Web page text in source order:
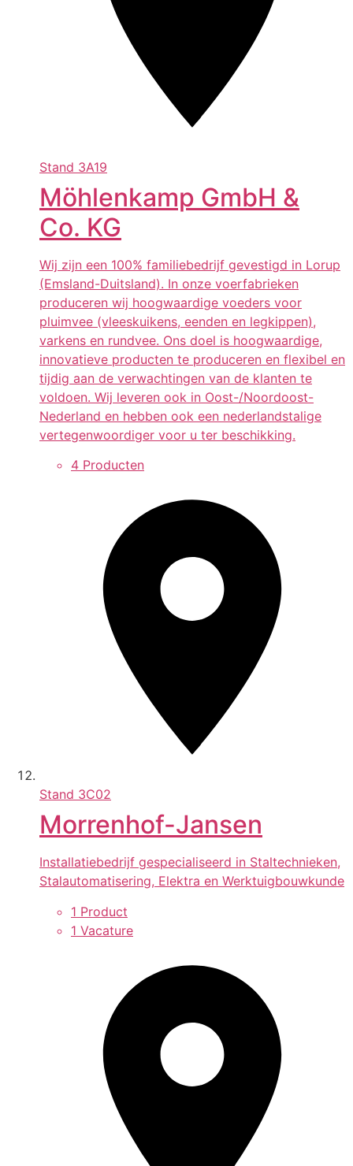
Stand 3A19
Möhlenkamp GmbH &
Co. KG
Wij zijn een 100% familiebedrijf gevestigd in Lorup
(Emsland-Duitsland). In onze voerfabrieken
produceren wij hoogwaardige voeders voor
pluimvee (vleeskuikens, eenden en legkippen),
varkens en rundvee. Ons doel is hoogwaardige,
innovatieve producten te produceren en flexibel en
tijdig aan de verwachtingen van de klanten te
voldoen. Wij leveren ook in Oost-/Noordoost-
Nederland en hebben ook een nederlandstalige
vertegenwoordiger voor u ter beschikking.
4 Producten
Stand 3C02
Morrenhof-Jansen
Installatiebedrijf gespecialiseerd in Staltechnieken,
Stalautomatisering, Elektra en Werktuigbouwkunde
1 Product
1 Vacature